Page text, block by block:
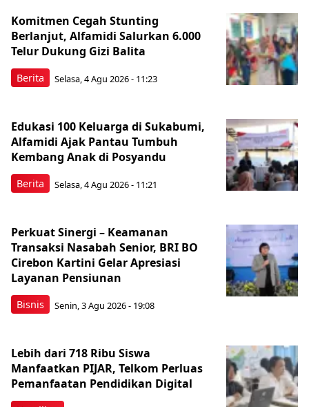
Berita
Komitmen Cegah Stunting
Berlanjut, Alfamidi Salurkan 6.000
Telur Dukung Gizi Balita
Selasa, 4 Agu 2026 - 11:23
Berita
Edukasi 100 Keluarga di Sukabumi,
Alfamidi Ajak Pantau Tumbuh
Kembang Anak di Posyandu
Selasa, 4 Agu 2026 - 11:21
Bisnis
Perkuat Sinergi – Keamanan
Transaksi Nasabah Senior, BRI BO
Cirebon Kartini Gelar Apresiasi
Layanan Pensiunan
Senin, 3 Agu 2026 - 19:08
Lebih dari 718 Ribu Siswa
Manfaatkan PIJAR, Telkom Perluas
Pemanfaatan Pendidikan Digital